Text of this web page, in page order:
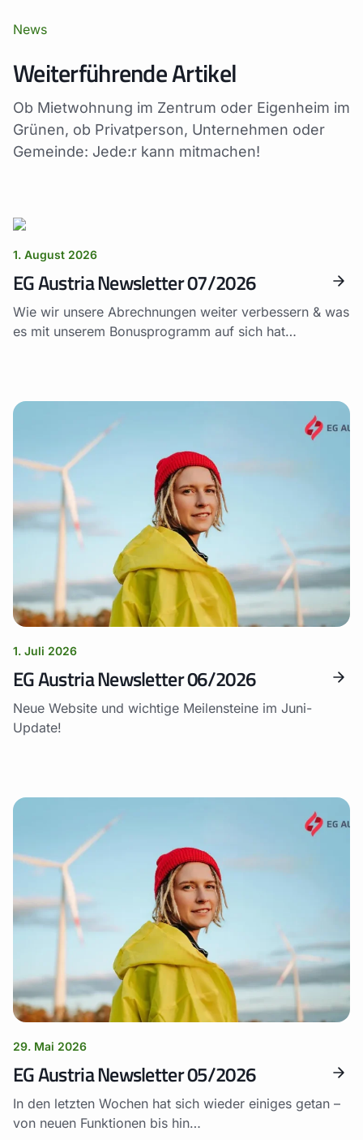
News
Weiterführende Artikel
Ob Mietwohnung im Zentrum oder Eigenheim im
Grünen, ob Privatperson, Unternehmen oder
Gemeinde: Jede:r kann mitmachen!
1. August 2026
EG Austria Newsletter 07/2026
Wie wir unsere Abrechnungen weiter verbessern & was
es mit unserem Bonusprogramm auf sich hat…
1. Juli 2026
EG Austria Newsletter 06/2026
Neue Website und wichtige Meilensteine im Juni-
Update!
29. Mai 2026
EG Austria Newsletter 05/2026
In den letzten Wochen hat sich wieder einiges getan –
von neuen Funktionen bis hin…